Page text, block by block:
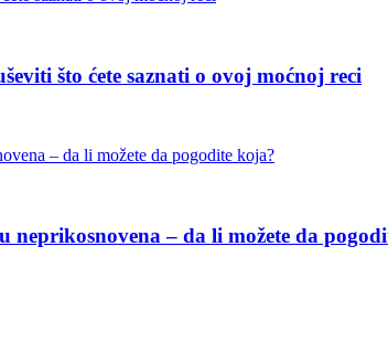
što ćete saznati o ovoj moćnoj reci
– da li možete da